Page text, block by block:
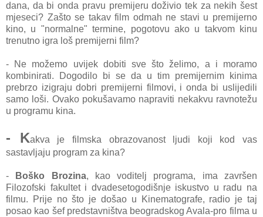
dana, da bi onda pravu premijeru doživio tek za nekih šest
mjeseci? Zašto se takav film odmah ne stavi u premijerno
kino, u "normalne" termine, pogotovu ako u takvom kinu
trenutno igra loš premijerni film?
- Ne možemo uvijek dobiti sve što želimo, a i moramo
kombinirati. Dogodilo bi se da u tim premijernim kinima
prebrzo izigraju dobri premijerni filmovi, i onda bi uslijedili
samo loši. Ovako pokušavamo napraviti nekakvu ravnotežu
u programu kina.
- Kakva je filmska obrazovanost ljudi koji kod vas
sastavljaju program za kina?
- Boško Brozina, kao voditelj programa, ima završen
Filozofski fakultet i dvadesetogodišnje iskustvo u radu na
filmu. Prije no što je došao u Kinematografe, radio je taj
posao kao šef predstavništva beogradskog Avala-pro filma u